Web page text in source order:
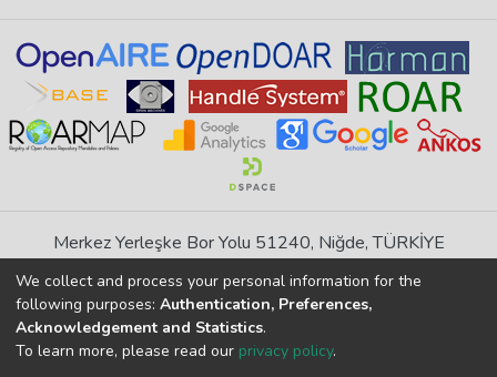
Merkez Yerleşke Bor Yolu 51240, Niğde, TÜRKİYE
If you find any errors in content please report us
DSpace 7.6.1, Powered by
DSpace software
copyright © 2002-2026
We collect and process your personal information for the
following purposes: Authentication, Preferences,
Acknowledgement and Statistics.
To learn more, please read our privacy policy.